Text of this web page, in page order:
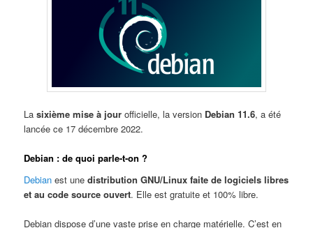
Lasixième mise à jour officielle, la version Debian 11.6, a été
lancée ce 17 décembre 2022.
Debian : de quoi parle-t-on ?
Debian est unedistribution GNU/Linux faite de logiciels libres
et au code source ouvert. Elle est gratuite et 100% libre.
Debian dispose d’une vaste prise en charge matérielle. C’est en